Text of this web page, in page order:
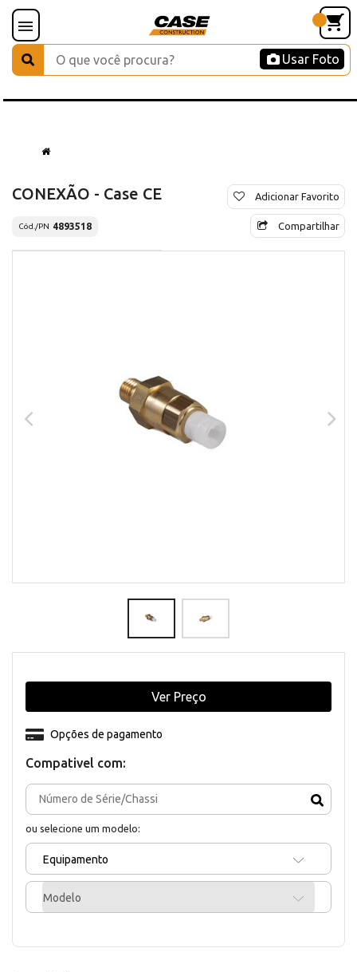
Usar Foto
CONEXÃO - Case CE
Cód./PN 4893518
Adicionar Favorito
Compartilhar
Compativel com:
ou selecione um modelo:
Equipamento
Modelo
Opções de pagamento
Ver Preço